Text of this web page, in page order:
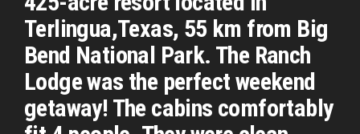
Terlingua,Texas, 55 km from Big
Bend National Park. The Ranch
Lodge was the perfect weekend
getaway! The cabins comfortably